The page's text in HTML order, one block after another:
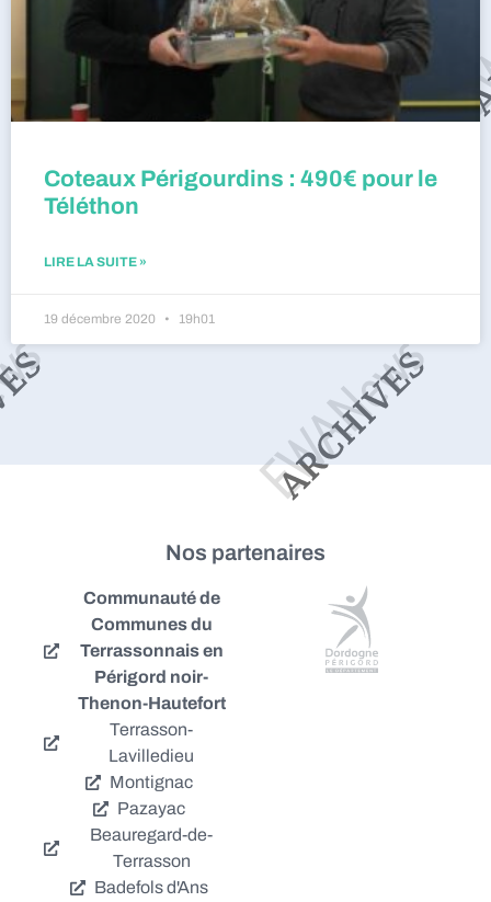
Coteaux Périgourdins : 490€ pour le
Téléthon
LIRE LA SUITE »
19 décembre 2020 19h01
Nos partenaires
Communauté de
Communes du
Terrassonnais en
Périgord noir-
Thenon-Hautefort
Terrasson-
Lavilledieu
Montignac
Pazayac
Beauregard-de-
Terrasson
Badefols d'Ans